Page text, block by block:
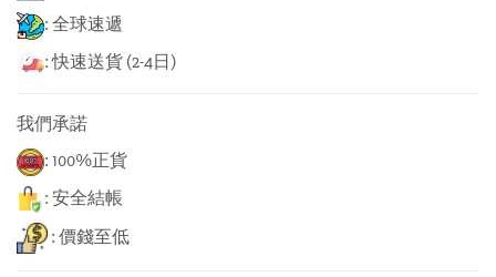
: 全球速遞
: 快速送貨 (2-4日)
我們承諾
: 100%正貨
: 安全結帳
: 價錢至低